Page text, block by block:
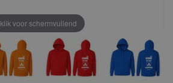
klik voor schermvullend